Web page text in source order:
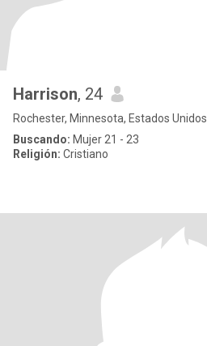
Harrison, 24
Rochester, Minnesota, Estados Unidos
Buscando: Mujer 21 - 23
Religión: Cristiano